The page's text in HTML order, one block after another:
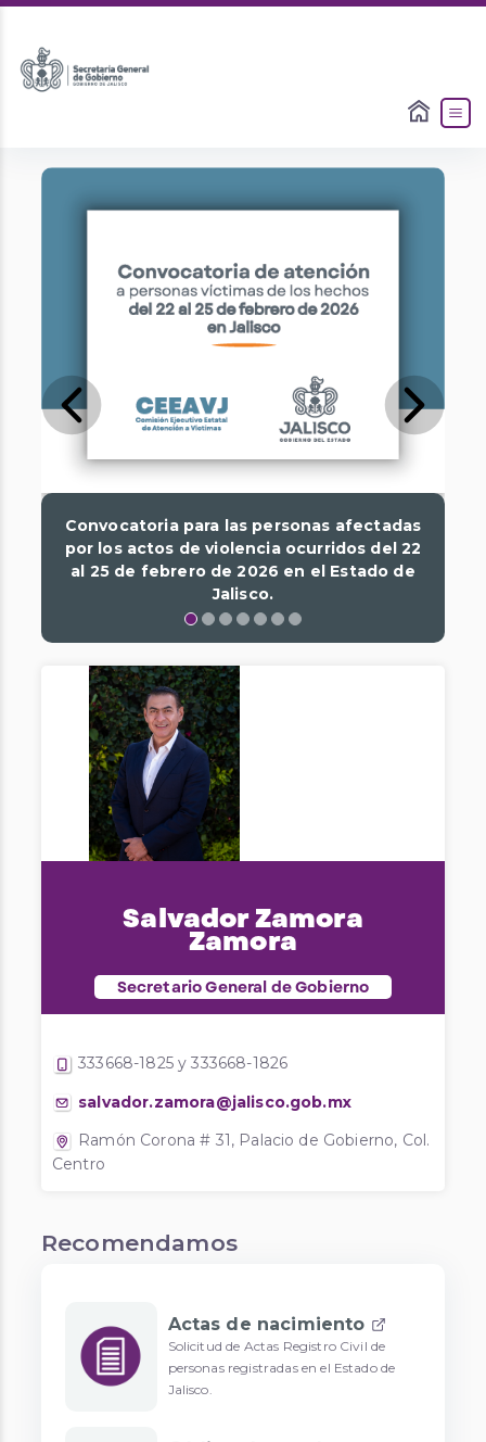
Slide 1 of 7
Convocatoria para las personas afectadas
por los actos de violencia ocurridos del 22
al 25 de febrero de 2026 en el Estado de
Jalisco.
Previous Next
Salvador Zamora
Zamora
Secretario General de Gobierno
333668-1825 y 333668-1826
salvador.zamora@jalisco.gob.mx
Ramón Corona # 31, Palacio de Gobierno, Col.
Centro
Recomendamos
Actas de nacimiento
Solicitud de Actas Registro Civil de
personas registradas en el Estado de
Jalisco.